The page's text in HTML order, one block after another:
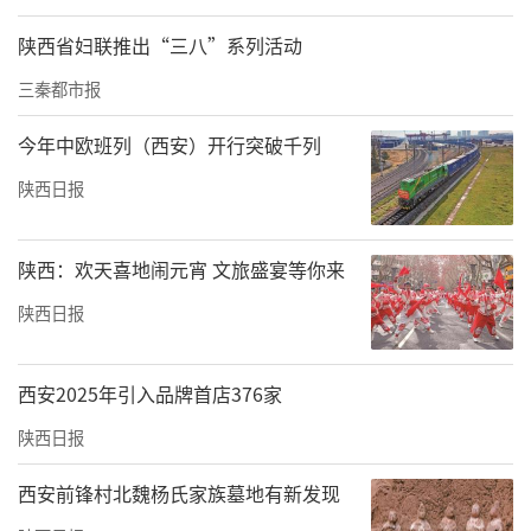
陕西省妇联推出“三八”系列活动
三秦都市报
今年中欧班列（西安）开行突破千列
陕西日报
陕西：欢天喜地闹元宵 文旅盛宴等你来
陕西日报
西安2025年引入品牌首店376家
陕西日报
西安前锋村北魏杨氏家族墓地有新发现